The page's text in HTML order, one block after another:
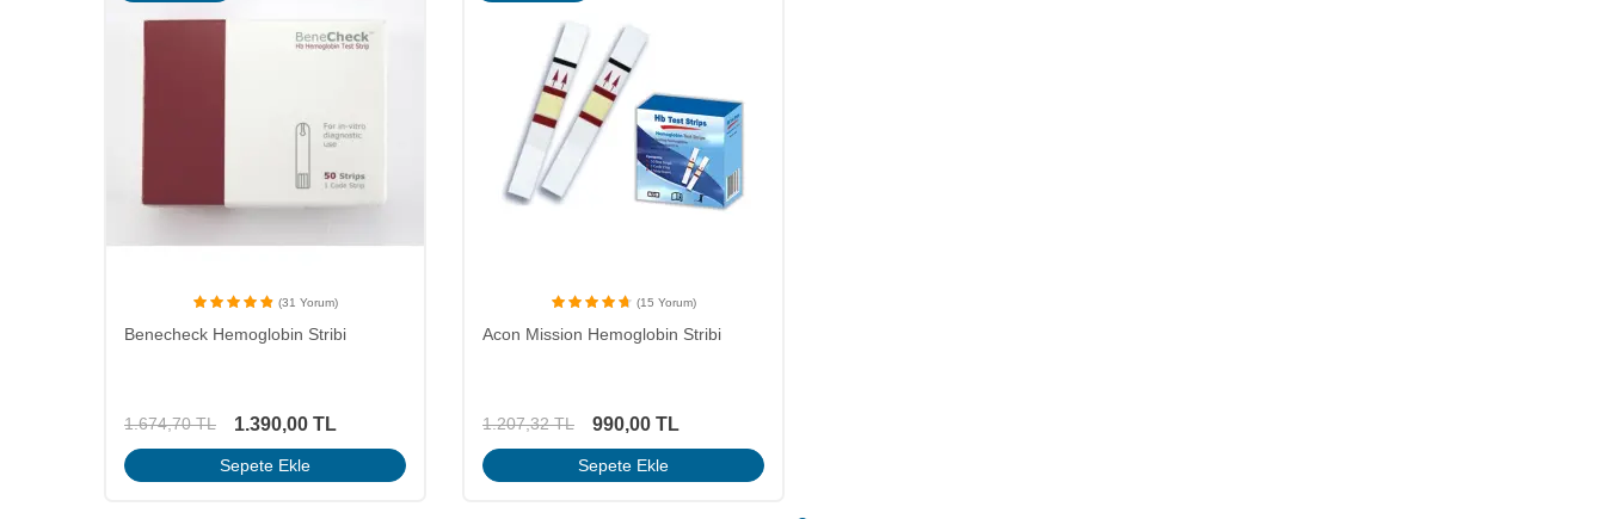
(31 Yorum)
Benecheck Hemoglobin Stribi
1.674,70TL 1.390,00 TL
Sepete Ekle
(15 Yorum)
Acon Mission Hemoglobin Stribi
1.207,32TL 990,00 TL
Sepete Ekle